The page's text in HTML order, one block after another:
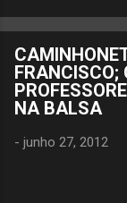
FRANCISCO;
NA BALSA
- junho 27, 2012